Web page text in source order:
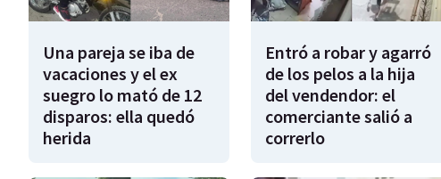
Una pareja se iba de
vacaciones y el ex
suegro lo mató de 12
disparos: ella quedó
herida
Entró a robar y agarró
de los pelos a la hija
del vendendor: el
comerciante salió a
correrlo